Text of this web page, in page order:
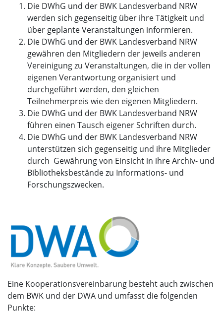
Die DWhG und der BWK Landesverband NRW
werden sich gegenseitig über ihre Tätigkeit und
über geplante Veranstaltungen informieren.
Die DWhG und der BWK Landesverband NRW
gewähren den Mitgliedern der jeweils anderen
Vereinigung zu Veranstaltungen, die in der vollen
eigenen Verantwortung organisiert und
durchgeführt werden, den gleichen
Teilnehmerpreis wie den eigenen Mitgliedern.
Die DWhG und der BWK Landesverband NRW
führen einen Tausch eigener Schriften durch.
Die DWhG und der BWK Landesverband NRW
unterstützen sich gegenseitig und ihre Mitglieder
durch Gewährung von Einsicht in ihre Archiv- und
Bibliotheksbestände zu Informations- und
Forschungszwecken.
Eine Kooperationsvereinbarung besteht auch zwischen
dem BWK und der DWA und umfasst die folgenden
Punkte: